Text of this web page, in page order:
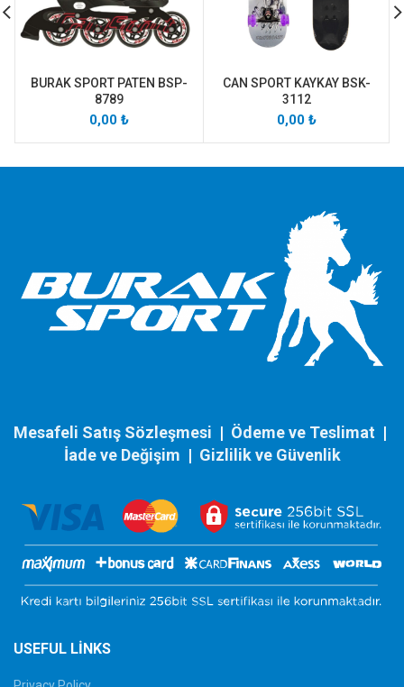
BURAK SPORT PATEN BSP-
8789
0,00 ₺
CAN SPORT KAYKAY BSK-
3112
0,00₺
Mesafeli Satış Sözleşmesi | Ödeme ve Teslimat |
İade ve Değişim | Gizlilik ve Güvenlik
USEFUL LINKS